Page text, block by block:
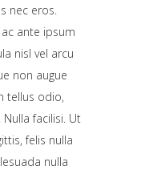
nec eros.
ante ipsum
nisl vel arcu
non augue
tellus odio,
facilisi. Ut
felis nulla
nulla